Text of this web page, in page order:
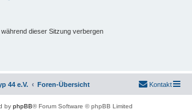
dieser Sitzung verbergen
44 e.V. Foren-Übersicht Kontakt
by phpBB® Forum Software © phpBB Limited